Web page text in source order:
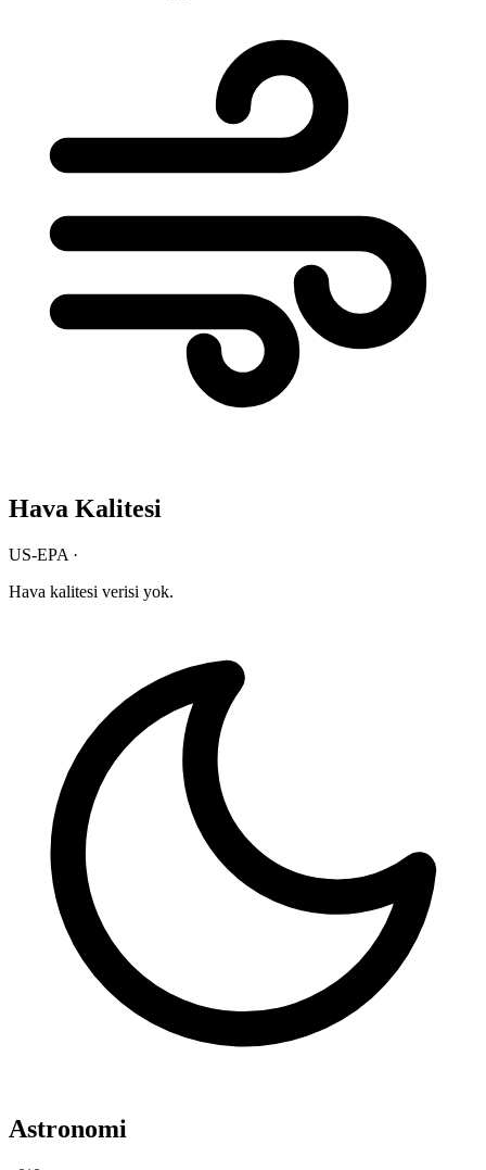
Hava Kalitesi
US-EPA ·
Hava kalitesi verisi yok.
Astronomi